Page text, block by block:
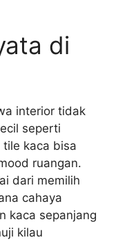
di
interior tidak
seperti
kaca bisa
ruangan.
dari memilih
cahaya
kaca sepanjang
kilau